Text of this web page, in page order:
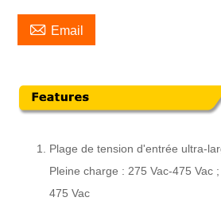
 Email
Plage de tension d'entrée ultra-
Pleine charge : 275 Vac-475 Vac
475 Vac